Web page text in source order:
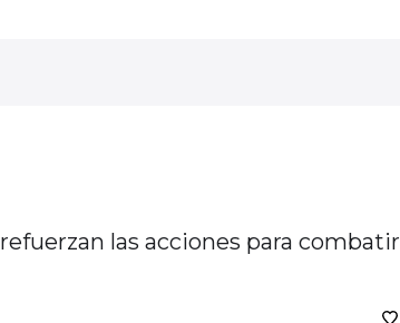
las acciones para combatir